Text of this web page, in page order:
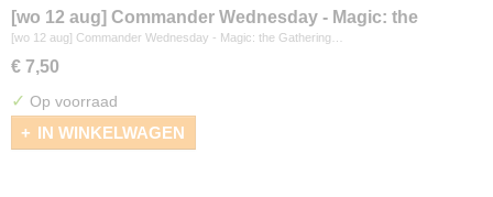
[wo 12 aug] Commander Wednesday - Magic: the
Gathering
[wo 12 aug] Commander Wednesday - Magic: the Gathering…
€ 7,50
✓ Op voorraad
IN WINKELWAGEN